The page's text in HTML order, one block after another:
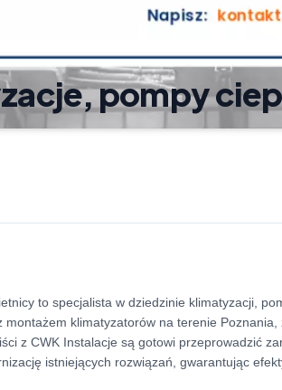
pompy
to specjalista w dziedzinie klimatyzacji,
montażem klimatyzatorów na terenie
z CWK Instalacje są gotowi przeprowadzić
istniejących rozwiązań, gwarantując